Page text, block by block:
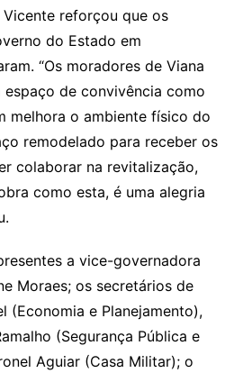
reforçou que os
do Estado em
“Os moradores de Viana
espaço de convivência como
melhora o ambiente físico do
remodelado para receber os
colaborar na revitalização,
como esta, é uma alegria
a vice-governadora
Moraes; os secretários de
(Economia e Planejamento),
(Segurança Pública e
Aguiar (Casa Militar); o